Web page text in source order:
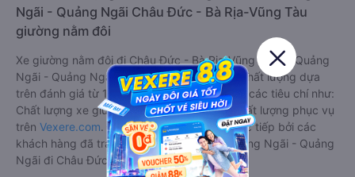
Ngãi - Quảng Ngãi Châu Đức - Bà Rịa-Vũng Tàu
giường nằm đôi
Xe giường nằm đôi đi Châu Đức - Bà Rịa-Vũng Tàu từ Quảng
Ngãi - Quảng Ngãi tốt nhất được phân loại chất lượng dựa
trên đánh giá từ 1 đến 5 của khách hàng với các tiêu chí như:
Chất lượng xe giường nằm đôi, Đúng giờ, Chất lượng phục vụ
trên Vexere.com. Đánh giá này được viết trực tiếp bởi các
khách hàng đã trải nghiệm các hãng Xe Quảng Ngãi - Quảng
Ngãi đi Châu Đức - Bà Rịa-Vũng Tàu.